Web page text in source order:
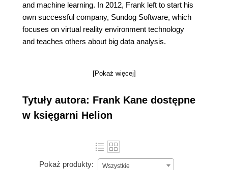
and machine learning. In 2012, Frank left to start his
own successful company, Sundog Software, which
focuses on virtual reality environment technology
and teaches others about big data analysis.
[Pokaż więcej]
Tytuły autora: Frank Kane dostępne
w księgarni Helion
Pokaż produkty: Wszystkie